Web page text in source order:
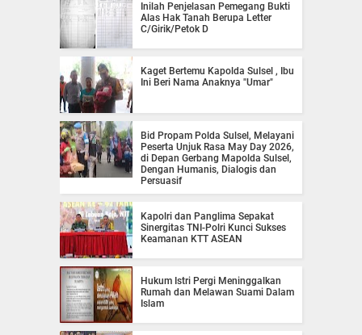
Inilah Penjelasan Pemegang Bukti
Alas Hak Tanah Berupa Letter
C/Girik/Petok D
Kaget Bertemu Kapolda Sulsel , Ibu
Ini Beri Nama Anaknya "Umar"
Bid Propam Polda Sulsel, Melayani
Peserta Unjuk Rasa May Day 2026,
di Depan Gerbang Mapolda Sulsel,
Dengan Humanis, Dialogis dan
Persuasif
Kapolri dan Panglima Sepakat
Sinergitas TNI-Polri Kunci Sukses
Keamanan KTT ASEAN
Hukum Istri Pergi Meninggalkan
Rumah dan Melawan Suami Dalam
Islam